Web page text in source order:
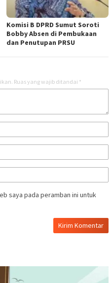
Komisi B DPRD Sumut Soroti
Bobby Absen di Pembukaan
dan Penutupan PRSU
Ruas yang wajib ditandai *
saya pada peramban ini untuk